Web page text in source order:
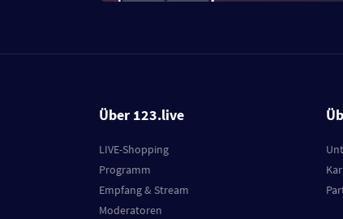
Über 123.live
LIVE-Shopping
Programm
Empfang & Stream
Moderatoren